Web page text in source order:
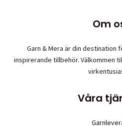
Om
Garn & Mera är din destination
inspirerande tillbehör. Välkommen
Våra